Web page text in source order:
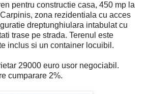
pentru constructie casa, 450 mp la
zona rezidentiala cu acces
dreptunghiulara intabulat cu
trase pe strada. Terenul este
inclus si un container locuibil.
29000 euro usor negociabil.
cumparare 2%.